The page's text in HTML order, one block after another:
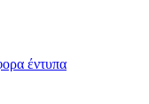
έντυπα